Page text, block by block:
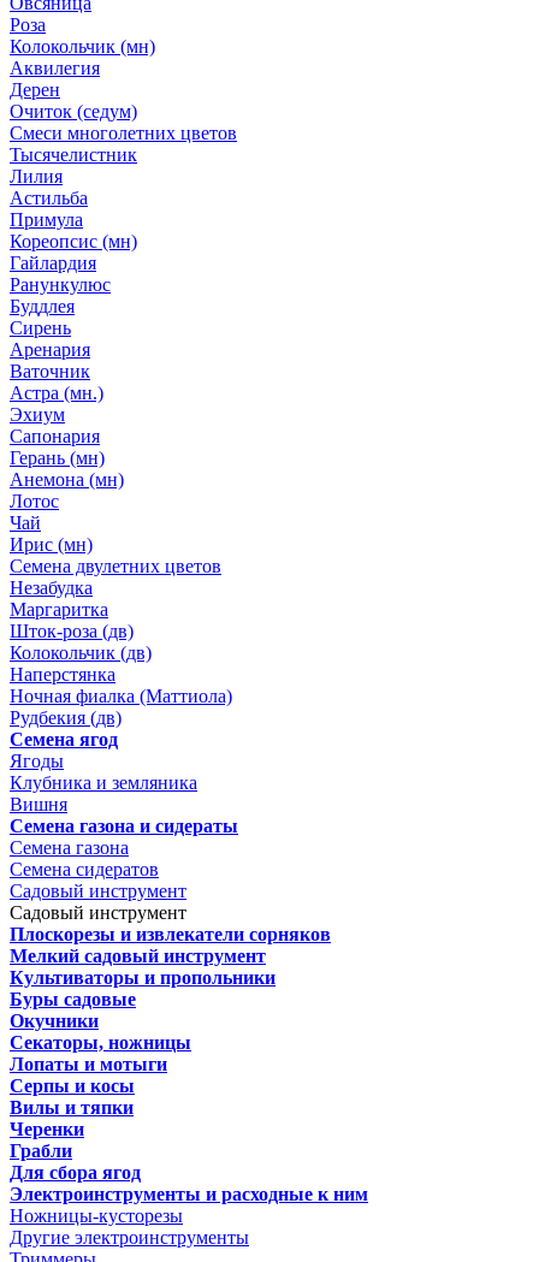
Роза
Колокольчик (мн)
Аквилегия
Дерен
Очиток (седум)
Смеси многолетних цветов
Тысячелистник
Лилия
Астильба
Примула
Кореопсис (мн)
Гайлардия
Ранункулюс
Буддлея
Сирень
Аренария
Ваточник
Астра (мн.)
Эхиум
Сапонария
Герань (мн)
Анемона (мн)
Лотос
Чай
Ирис (мн)
Семена двулетних цветов
Незабудка
Маргаритка
Шток-роза (дв)
Колокольчик (дв)
Наперстянка
Ночная фиалка (Маттиола)
Рудбекия (дв)
Семена ягод
Ягоды
Клубника и земляника
Вишня
Семена газона и сидераты
Семена газона
Семена сидератов
Садовый инструмент
Садовый инструмент
Плоскорезы и извлекатели сорняков
Мелкий садовый инструмент
Культиваторы и пропольники
Буры садовые
Окучники
Секаторы, ножницы
Лопаты и мотыги
Серпы и косы
Вилы и тяпки
Черенки
Грабли
Для сбора ягод
Электроинструменты и расходные к ним
Ножницы-кусторезы
Другие электроинструменты